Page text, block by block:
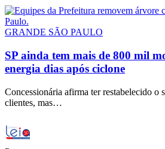
GRANDE SÃO PAULO
SP ainda tem mais de 800 mil
energia dias após ciclone
Concessionária afirma ter restabelecido o
clientes, mas…